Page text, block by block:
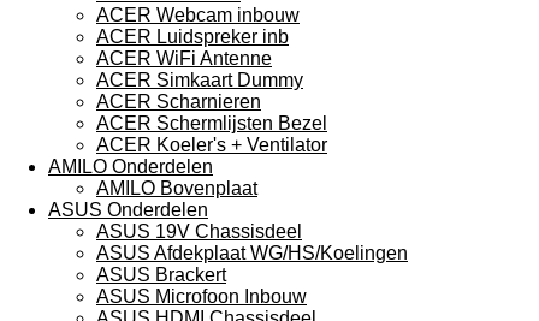
ACER Webcam inbouw
ACER Luidspreker inb
ACER WiFi Antenne
ACER Simkaart Dummy
ACER Scharnieren
ACER Schermlijsten Bezel
ACER Koeler's + Ventilator
AMILO Onderdelen
AMILO Bovenplaat
ASUS Onderdelen
ASUS 19V Chassisdeel
ASUS Afdekplaat WG/HS/Koelingen
ASUS Brackert
ASUS Microfoon Inbouw